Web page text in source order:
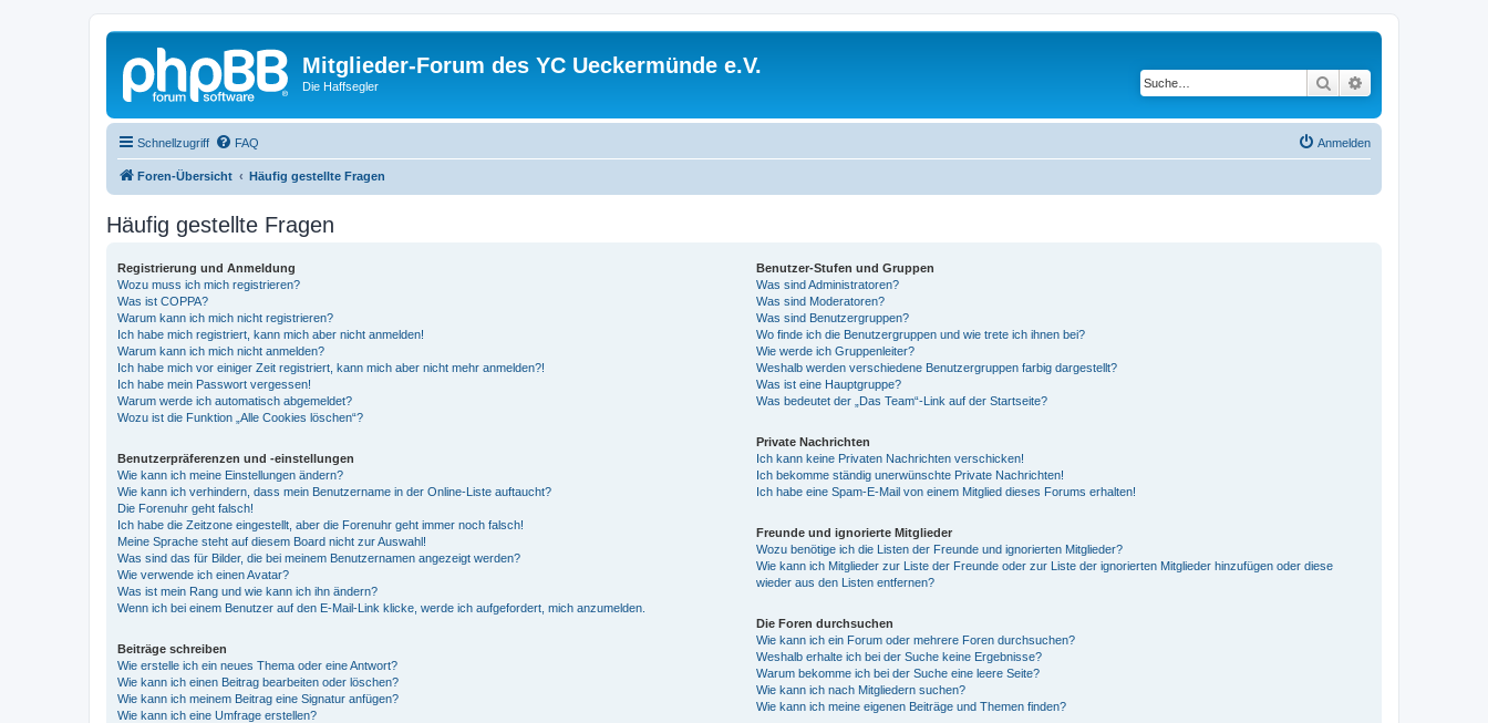
Mitglieder-Forum des YC Ueckermünde e.V.
Die Haffsegler Suche
Schnellzugriff FAQ Anmelden
Foren-Übersicht Häufig gestellte Fragen
Häufig gestellte Fragen
Registrierung und Anmeldung
Wozu muss ich mich registrieren?
Was ist COPPA?
Warum kann ich mich nicht registrieren?
Ich habe mich registriert, kann mich aber nicht anmelden!
Warum kann ich mich nicht anmelden?
Ich habe mich vor einiger Zeit registriert, kann mich aber nicht mehr anmelden?!
Ich habe mein Passwort vergessen!
Warum werde ich automatisch abgemeldet?
Wozu ist die Funktion „Alle Cookies löschen“?
Benutzerpräferenzen und -einstellungen
Wie kann ich meine Einstellungen ändern?
Wie kann ich verhindern, dass mein Benutzername in der Online-Liste auftaucht?
Die Forenuhr geht falsch!
Ich habe die Zeitzone eingestellt, aber die Forenuhr geht immer noch falsch!
Meine Sprache steht auf diesem Board nicht zur Auswahl!
Was sind das für Bilder, die bei meinem Benutzernamen angezeigt werden?
Wie verwende ich einen Avatar?
Was ist mein Rang und wie kann ich ihn ändern?
Wenn ich bei einem Benutzer auf den E-Mail-Link klicke, werde ich aufgefordert, mich anzumelden.
Beiträge schreiben
Wie erstelle ich ein neues Thema oder eine Antwort?
Wie kann ich einen Beitrag bearbeiten oder löschen?
Wie kann ich meinem Beitrag eine Signatur anfügen?
Wie kann ich eine Umfrage erstellen?
Benutzer-Stufen und Gruppen
Was sind Administratoren?
Was sind Moderatoren?
Was sind Benutzergruppen?
Wo finde ich die Benutzergruppen und wie trete ich ihnen bei?
Wie werde ich Gruppenleiter?
Weshalb werden verschiedene Benutzergruppen farbig dargestellt?
Was ist eine Hauptgruppe?
Was bedeutet der „Das Team“-Link auf der Startseite?
Private Nachrichten
Ich kann keine Privaten Nachrichten verschicken!
Ich bekomme ständig unerwünschte Private Nachrichten!
Ich habe eine Spam-E-Mail von einem Mitglied dieses Forums erhalten!
Freunde und ignorierte Mitglieder
Wozu benötige ich die Listen der Freunde und ignorierten Mitglieder?
Wie kann ich Mitglieder zur Liste der Freunde oder zur Liste der ignorierten Mitglieder hinzufügen oder diese
wieder aus den Listen entfernen?
Die Foren durchsuchen
Wie kann ich ein Forum oder mehrere Foren durchsuchen?
Weshalb erhalte ich bei der Suche keine Ergebnisse?
Warum bekomme ich bei der Suche eine leere Seite?
Wie kann ich nach Mitgliedern suchen?
Wie kann ich meine eigenen Beiträge und Themen finden?